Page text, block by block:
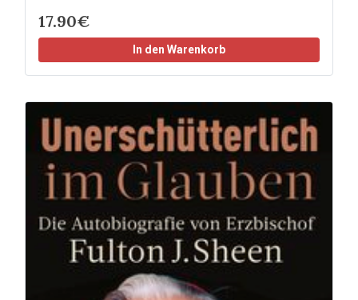
17.90€
In den Warenkorb